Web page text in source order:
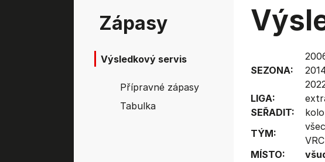
Zápasy
Výsledkový servis
Přípravné zápasy
Tabulka
SEZONA:
LIGA:
SEŘADIT:
kolo
TÝM:
VRC
MÍSTO: